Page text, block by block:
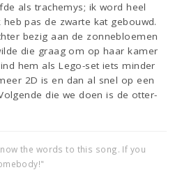
als trachemys; ik word heel
pas de zwarte kat gebouwd.
bezig aan de zonnebloemen
die graag om op haar kamer
hem als Lego-set iets minder
2D is en dan al snel op een
die we doen is de otter-
the words to this song. If you